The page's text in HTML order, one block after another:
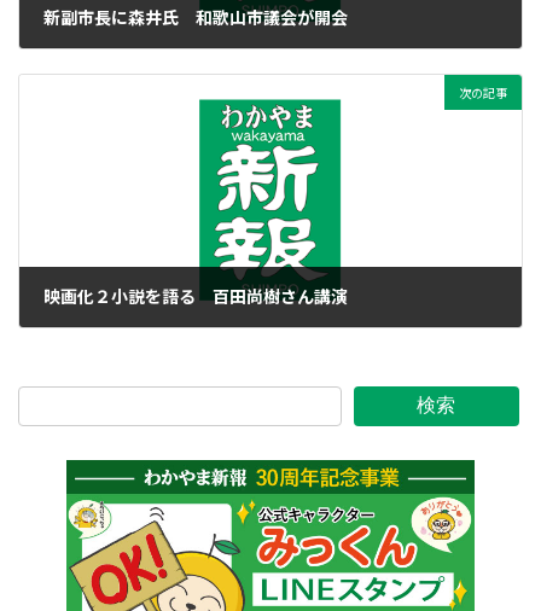
新副市長に森井氏 和歌山市議会が開会
次の記事
映画化２小説を語る 百田尚樹さん講演
検索